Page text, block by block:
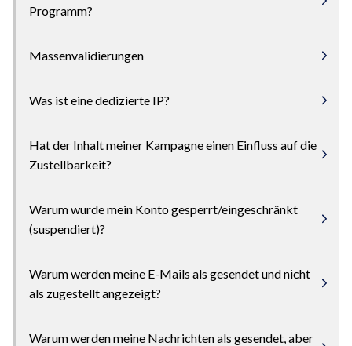
Programm?
Massenvalidierungen
Was ist eine dedizierte IP?
Hat der Inhalt meiner Kampagne einen Einfluss auf die
Zustellbarkeit?
Warum wurde mein Konto gesperrt/eingeschränkt
(suspendiert)?
Warum werden meine E-Mails als gesendet und nicht
als zugestellt angezeigt?
Warum werden meine Nachrichten als gesendet, aber